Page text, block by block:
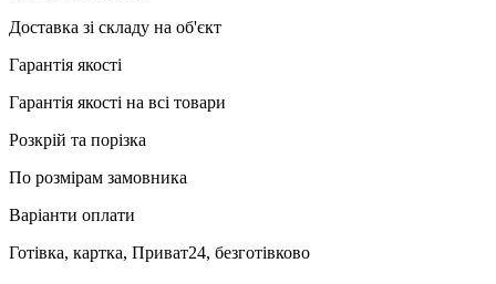
Доставка зі складу на об'єкт
Гарантія якості
Гарантія якості на всі товари
Розкрій та порізка
По розмірам замовника
Варіанти оплати
Готівка, картка, Приват24, безготівково